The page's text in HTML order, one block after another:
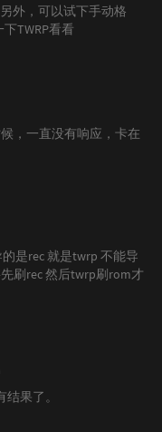
外，可以试下手动格
TWRP看看
，一直没有响应，卡在
是rec 就是twrp 不能导
刷rec 然后twrp刷rom才
果了。